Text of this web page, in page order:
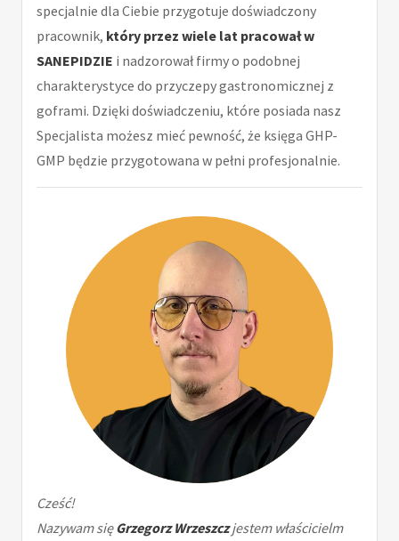
specjalnie dla Ciebie przygotuje doświadczony
pracownik, który przez wiele lat pracował w
SANEPIDZIE i nadzorował firmy o podobnej
charakterystyce do przyczepy gastronomicznej z
goframi. Dzięki doświadczeniu, które posiada nasz
Specjalista możesz mieć pewność, że księga GHP-
GMP będzie przygotowana w pełni profesjonalnie.
Cześć!
Nazywam sięGrzegorz Wrzeszczjestem właścicielm